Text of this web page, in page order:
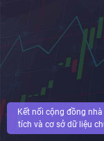
Kết nối cộng đồng
tích và cơ sở dữ liệu